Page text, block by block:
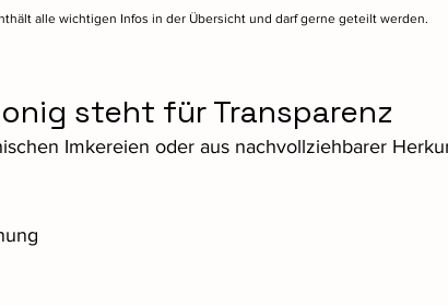
alle wichtigen Infos in der Übersicht und darf gerne geteilt werden.
steht für Transparenz
Imkereien oder aus nachvollziehbarer